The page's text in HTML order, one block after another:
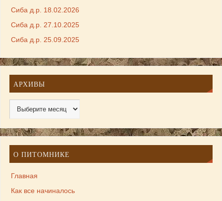
Сиба д.р. 18.02.2026
Сиба д.р. 27.10.2025
Сиба д.р. 25.09.2025
АРХИВЫ
О ПИТОМНИКЕ
Главная
Как все начиналось